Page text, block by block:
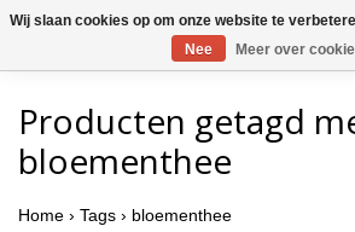
Producten getagd
bloementhee
Home › Tags › bloementhee
Wij slaan cookies op om onze website te
Nee
Meer over